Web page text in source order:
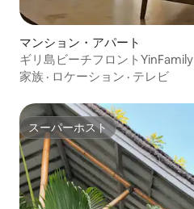
マンション・アパート
ギリ島ビーチフロント
家族 · ロケーション · テレビ
スーパーホスト
スーパーホスト